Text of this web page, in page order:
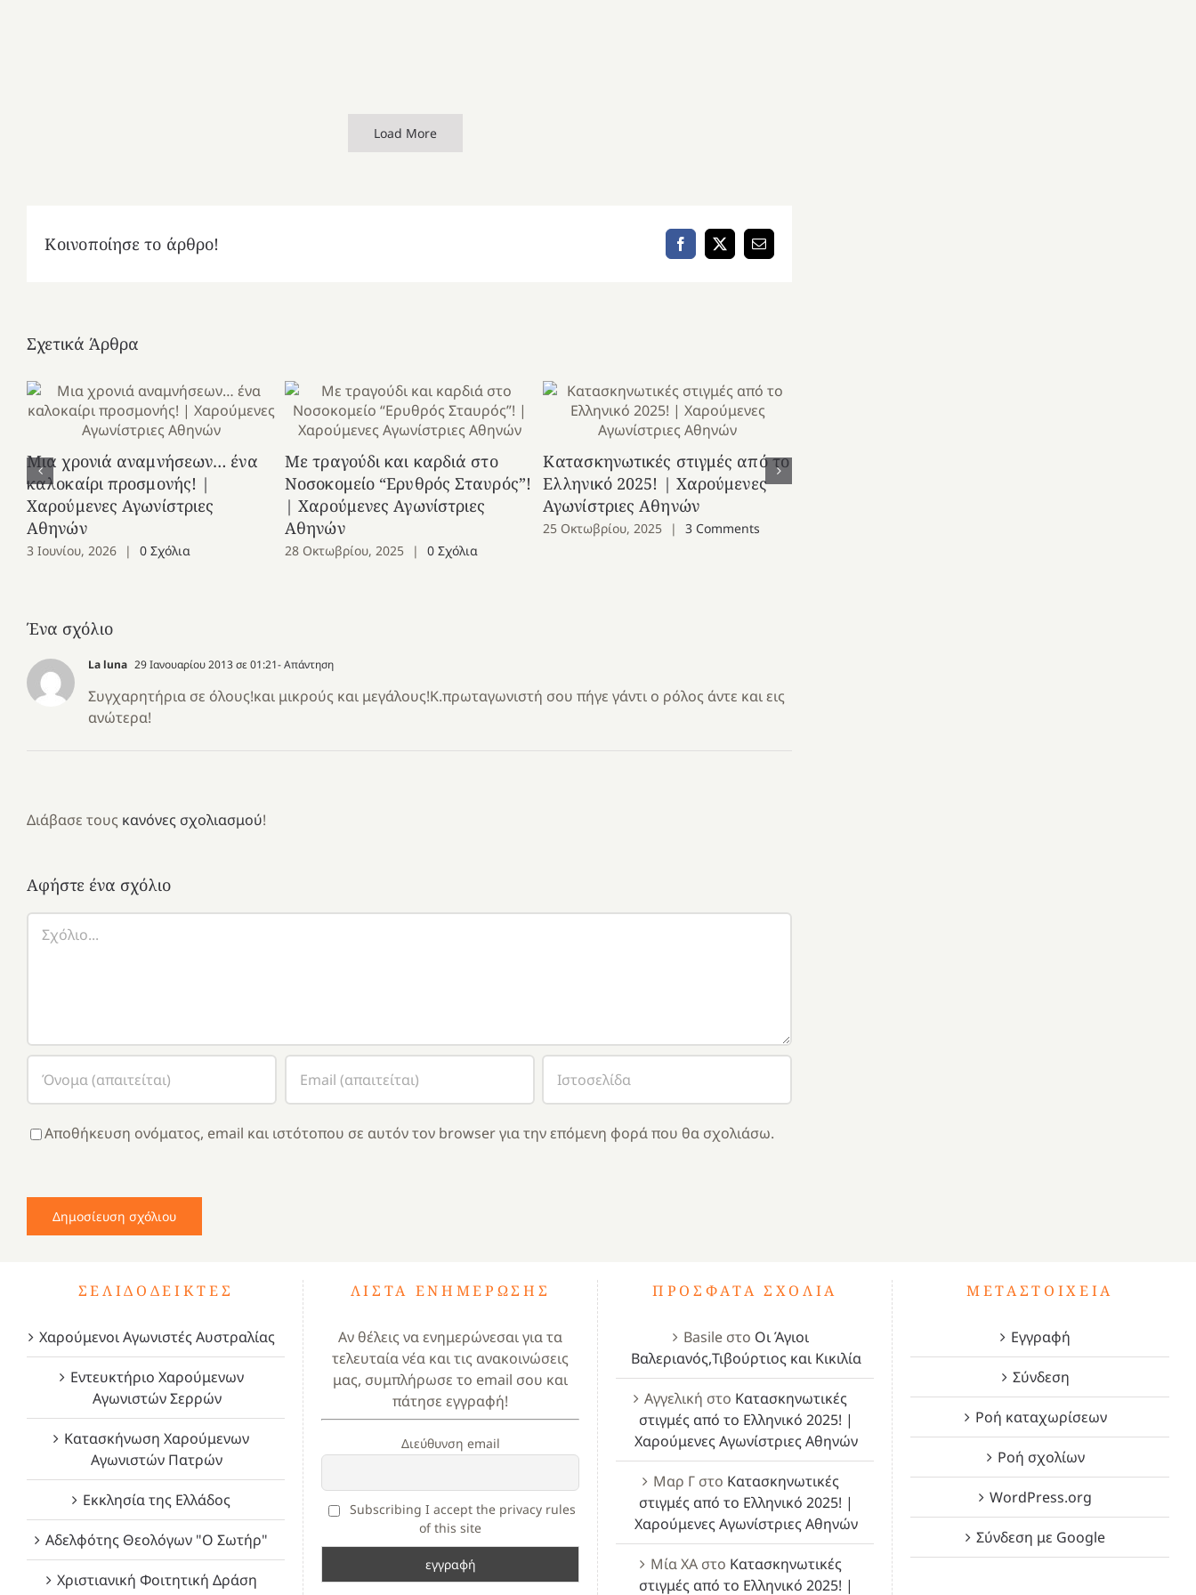
Load More
Κοινοποίησε το άρθρο! Facebook
X Email
Σχετικά Άρθρα
Μια χρονιά αναμνήσεων… ένα
καλοκαίρι προσμονής! |
Χαρούμενες Αγωνίστριες
Αθηνών
3 Ιουνίου, 2026 | 0 Σχόλια
Με τραγούδι και καρδιά στο
Νοσοκομείο “Ερυθρός Σταυρός”!
| Χαρούμενες Αγωνίστριες
Αθηνών
28 Οκτωβρίου, 2025 | 0 Σχόλια
Κατασκηνωτικές στιγμές από το
Ελληνικό 2025! | Χαρούμενες
Αγωνίστριες Αθηνών
25 Οκτωβρίου, 2025 | 3 Comments
Ένα σχόλιο
La luna 29 Ιανουαρίου 2013 σε 01:21- Απάντηση
Συγχαρητήρια σε όλους!και μικρούς και μεγάλους!Κ.πρωταγωνιστή σου πήγε γάντι ο ρόλος άντε και εις
ανώτερα!
Διάβασε τους κανόνες σχολιασμού!
Αφήστε ένα σχόλιο
Σχόλιο
Αποθήκευση ονόματος, email και ιστότοπου σε αυτόν τον browser για την επόμενη φορά που θα σχολιάσω.
ΣΕΛΙΔΟΔΕΊΚΤΕΣ
Χαρούμενοι Αγωνιστές Αυστραλίας
Εντευκτήριο Χαρούμενων
Αγωνιστών Σερρών
Κατασκήνωση Χαρούμενων
Αγωνιστών Πατρών
Εκκλησία της Ελλάδος
Αδελφότης Θεολόγων "Ο Σωτήρ"
Χριστιανική Φοιτητική Δράση
ΛΊΣΤΑ ΕΝΗΜΈΡΩΣΗΣ
Αν θέλεις να ενημερώνεσαι για τα
τελευταία νέα και τις ανακοινώσεις
μας, συμπλήρωσε το email σου και
πάτησε εγγραφή!
Διεύθυνση email
Subscribing I accept the privacy rules
of this site
ΠΡΌΣΦΑΤΑ ΣΧΌΛΙΑ
Basileστο Οι Άγιοι
Βαλεριανός,Τιβούρτιος και Κικιλία
Αγγελική στο Κατασκηνωτικές
στιγμές από το Ελληνικό 2025! |
Χαρούμενες Αγωνίστριες Αθηνών
Μαρ Γστο Κατασκηνωτικές
στιγμές από το Ελληνικό 2025! |
Χαρούμενες Αγωνίστριες Αθηνών
Μία ΧΑστο Κατασκηνωτικές
στιγμές από το Ελληνικό 2025! |
ΜΕΤΑΣΤΟΙΧΕΊΑ
Εγγραφή
Σύνδεση
Ροή καταχωρίσεων
Ροή σχολίων
WordPress.org
Σύνδεση με Google